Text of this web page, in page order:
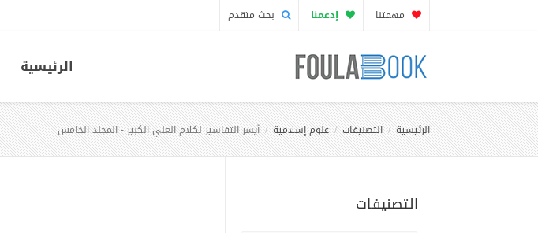
مهمتنا إدعمنا بحث متقدم
الرئيسية
الرئيسية التصنيفات علوم إسلامية أيسر التفاسير لكلام العلي الكبير - المجلد الخامس
التصنيفات